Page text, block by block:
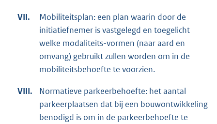
VII.
Mobiliteitsplan: een plan waarin door de
initiatiefnemer is vastgelegd en toegelicht
welke modaliteits-vormen (naar aard en
omvang) gebruikt zullen worden om in de
mobiliteitsbehoefte te voorzien.
VIII.
Normatieve parkeerbehoefte: het aantal
parkeerplaatsen dat bij een bouwontwikkeling
benodigd is om in de parkeerbehoefte te